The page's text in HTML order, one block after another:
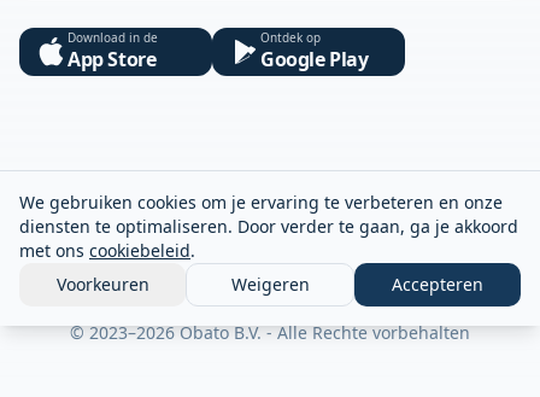
We gebruiken cookies om je ervaring te verbeteren en onze
diensten te optimaliseren. Door verder te gaan, ga je akkoord
met ons cookiebeleid.
Voorkeuren
Weigeren Accepteren
Download in de
App Store
Ontdek op
Google Play
© 2023–2026 Obato B.V. - Alle Rechte vorbehalten